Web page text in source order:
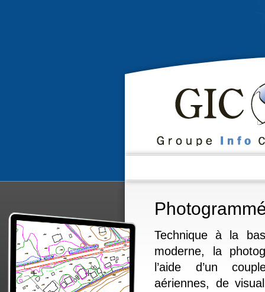
Technique à la
moderne, la
l’aide d’un
aériennes, de